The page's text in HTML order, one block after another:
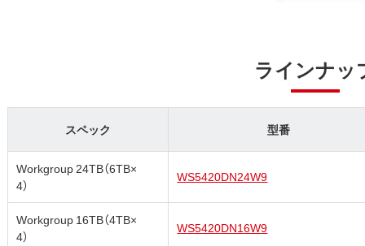
ラインナッ
スペック 型番
Workgroup 24TB（6TB×
4）
WS5420DN24W9
Workgroup 16TB（4TB×
4）
WS5420DN16W9